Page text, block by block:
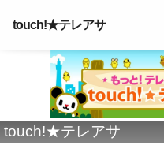
touch!★テレアサ
touch!★テレアサ